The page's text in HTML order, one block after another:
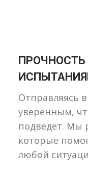
Отправляясь
уверенным,
подведет. Мы
которые
любой